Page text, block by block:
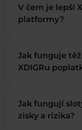
V čem je lepší
platformy?
Jak funguje
XDIGRu
Jak fungují
zisky a rizika?